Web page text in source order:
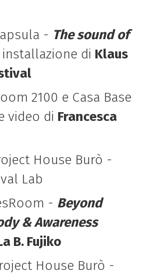
- The sound of
installazione di Klaus
2100 e Casa Base
video di Francesca
House Burò -
Lab
- Beyond
& Awareness
B. Fujiko
House Burò -